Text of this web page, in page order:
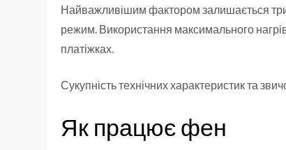
Найважливішим фактором залишається
режим. Використання максимального
платіжках.
Сукупність технічних характеристик та
Як працює фен